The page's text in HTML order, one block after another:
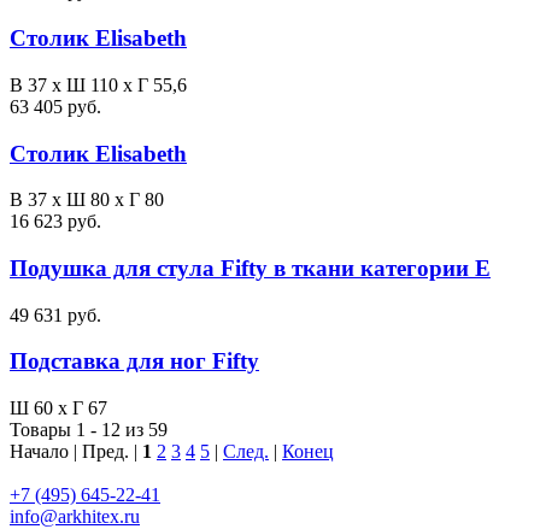
Столик Elisabeth
В 37 x Ш 110 x Г 55,6
63 405 руб.
Столик Elisabeth
В 37 x Ш 80 x Г 80
16 623 руб.
Подушка для стула Fifty в ткани категории E
49 631 руб.
Подставка для ног Fifty
Ш 60 x Г 67
Товары 1 - 12 из 59
Начало | Пред. | 1 2 3 4 5 | След. | Конец
+7 (495) 645-22-41
info@arkhitex.ru